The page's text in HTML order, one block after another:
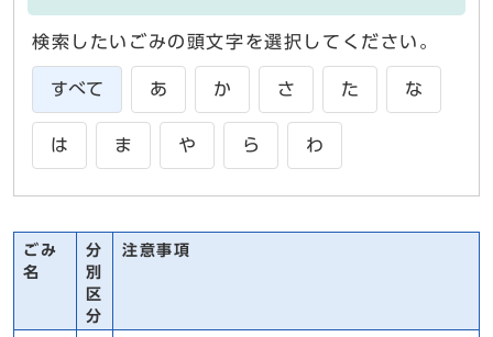
検索したいごみの頭文字を選択してください。
すべて あ か さ た な
は ま や ら わ
ごみ
名
分
別
区
分
注意事項